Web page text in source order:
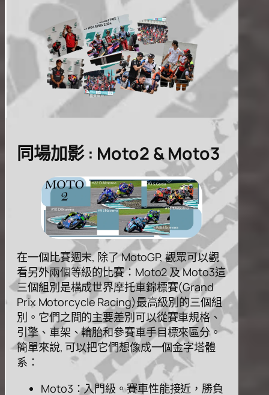
同場加影 : Moto2 & Moto3
在⼀個⽐賽週末, 除了 MotoGP, 觀眾可以觀
看另外兩個等級的⽐賽：Moto2 及 Moto3這
三個組別是構成世界摩托⾞錦標賽(Grand
Prix Motorcycle Racing)最⾼級別的三個組
別。它們之間的主要差別可以從賽⾞規格、
引擎、⾞架、輪胎和參賽⾞⼿⽬標來區分。
簡單來說, 可以把它們想像成⼀個⾦字塔體
系：
Moto3：⼊⾨級。賽⾞性能接近，勝負